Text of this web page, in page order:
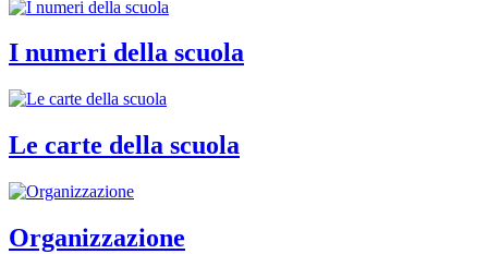
I numeri della scuola
Le carte della scuola
Organizzazione